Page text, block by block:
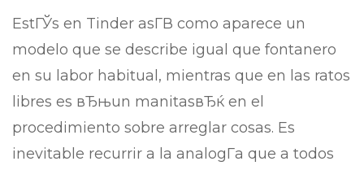
EstГЎs en Tinder asГ­В­ como aparece un
modelo que se describe igual que fontanero
en su labor habitual, mientras que en las ratos
libres es вЂњun manitasвЂќ en el
procedimiento sobre arreglar cosas. Es
inevitable recurrir a la analogГ­a que a todos